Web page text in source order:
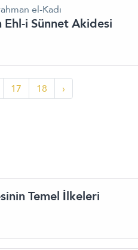
el-Kadı
i Sünnet Akidesi
17 18 ›
Temel İlkeleri